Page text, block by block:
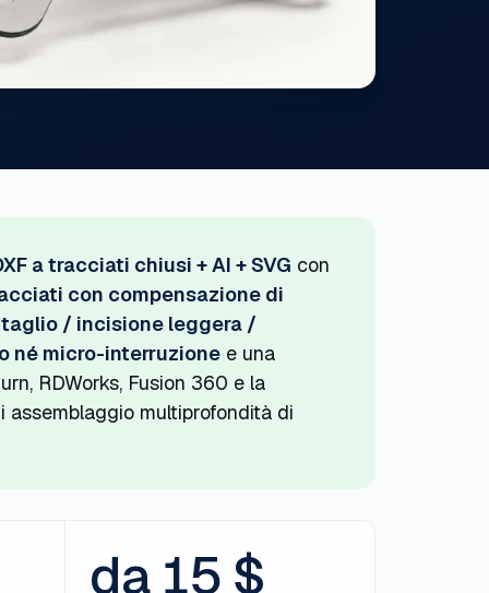
a tracciati chiusi + AI + SVG con
con compensazione di
/ incisione leggera /
né micro-interruzione e una
RDWorks, Fusion 360 e la
multiprofondità di
da 15 $